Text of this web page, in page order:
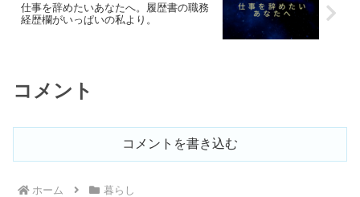
仕事を辞めたいあなたへ。履歴書の職務
経歴欄がいっぱいの私より。
コメント
コメントを書き込む
ホーム 暮らし